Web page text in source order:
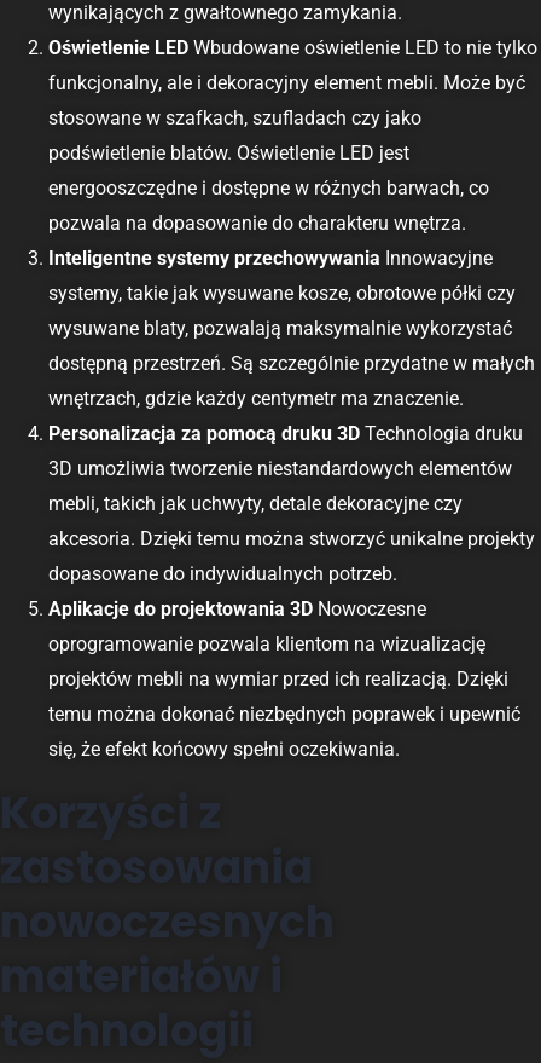
wynikających z gwałtownego zamykania.
Oświetlenie LED Wbudowane oświetlenie LED to nie tylko
funkcjonalny, ale i dekoracyjny element mebli. Może być
stosowane w szafkach, szufladach czy jako
podświetlenie blatów. Oświetlenie LED jest
energooszczędne i dostępne w różnych barwach, co
pozwala na dopasowanie do charakteru wnętrza.
Inteligentne systemy przechowywania Innowacyjne
systemy, takie jak wysuwane kosze, obrotowe półki czy
wysuwane blaty, pozwalają maksymalnie wykorzystać
dostępną przestrzeń. Są szczególnie przydatne w małych
wnętrzach, gdzie każdy centymetr ma znaczenie.
Personalizacja za pomocą druku 3D Technologia druku
3D umożliwia tworzenie niestandardowych elementów
mebli, takich jak uchwyty, detale dekoracyjne czy
akcesoria. Dzięki temu można stworzyć unikalne projekty
dopasowane do indywidualnych potrzeb.
Aplikacje do projektowania 3D Nowoczesne
oprogramowanie pozwala klientom na wizualizację
projektów mebli na wymiar przed ich realizacją. Dzięki
temu można dokonać niezbędnych poprawek i upewnić
się, że efekt końcowy spełni oczekiwania.
Korzyści z
zastosowania
nowoczesnych
materiałów i
technologii